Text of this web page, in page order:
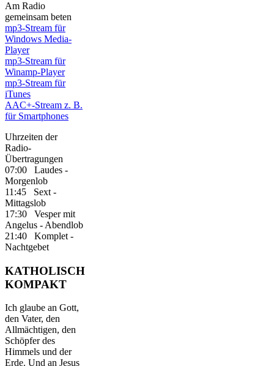
Am Radio
gemeinsam beten
mp3-Stream für
Windows Media-
Player
mp3-Stream für
Winamp-Player
mp3-Stream für
iTunes
AAC+-Stream z. B.
für Smartphones
Uhrzeiten der
Radio-
Übertragungen
07:00 Laudes -
Morgenlob
11:45 Sext -
Mittagslob
17:30 Vesper mit
Angelus - Abendlob
21:40 Komplet -
Nachtgebet
KATHOLISCH
KOMPAKT
Ich glaube an Gott,
den Vater, den
Allmächtigen, den
Schöpfer des
Himmels und der
Erde. Und an Jesus